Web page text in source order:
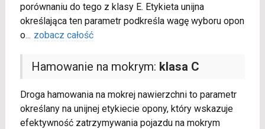
porównaniu do tego z klasy E. Etykieta unijna
określająca ten parametr podkreśla wagę wyboru opon
o... zobacz całość
Hamowanie na mokrym: klasa C
Droga hamowania na mokrej nawierzchni to parametr
określany na unijnej etykiecie opony, który wskazuje
efektywność zatrzymywania pojazdu na mokrym